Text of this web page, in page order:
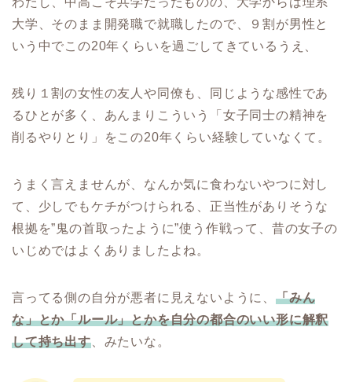
大学、そのまま開発職で就職したので、９割が男性と
いう中でこの20年くらいを過ごしてきているうえ、
残り１割の女性の友人や同僚も、同じような感性であ
るひとが多く、あんまりこういう「女子同士の精神を
削るやりとり」をこの20年くらい経験していなくて。
うまく言えませんが、なんか気に食わないやつに対し
て、少しでもケチがつけられる、正当性がありそうな
根拠を”鬼の首取ったように”使う作戦って、昔の女子の
いじめではよくありましたよね。
言ってる側の自分が悪者に見えないように、 「みん
な」とか「ルール」とかを自分の都合のいい形に解釈
して持ち出す、みたいな。